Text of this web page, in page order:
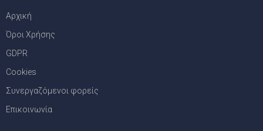
Αρχική
Όροι Χρήσης
GDPR
Cookies
Συνεργαζόμενοι φορείς
Επικοινωνία